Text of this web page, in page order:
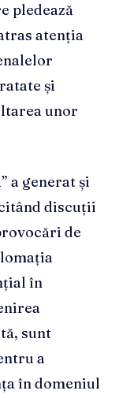
pledează
atenția
și
unor
a generat și
discuții
de
în
sunt
a
în domeniul